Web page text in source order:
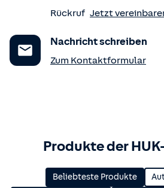
Rückruf Jetzt
Nachricht schreiben
Zum Kontaktformular
Produkte der
Beliebteste Produkte